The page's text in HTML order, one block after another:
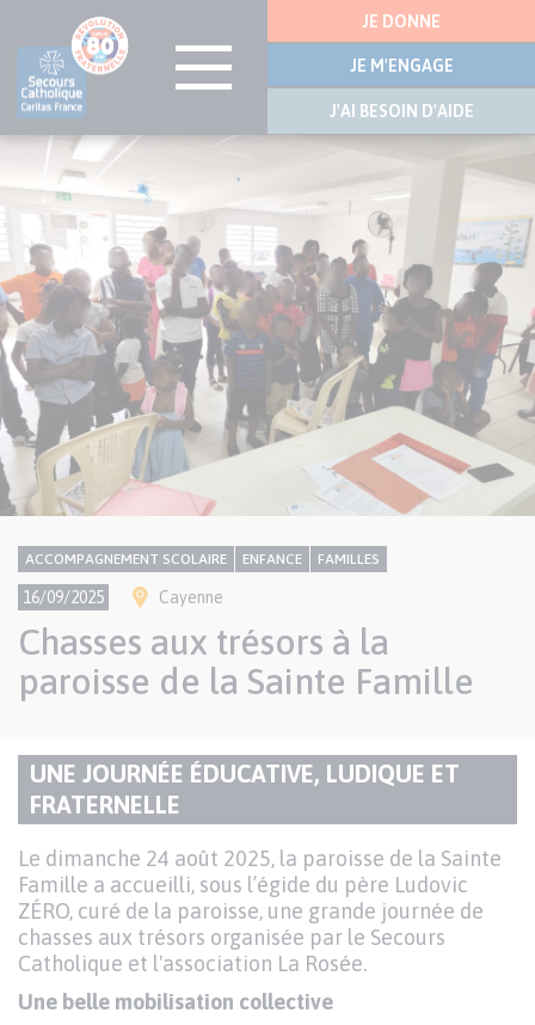
Aller
contenu
principal
latérale
JE DONNE
JE M'ENGAGE
J'AI BESOIN D'AIDE
Visuel
de
l’article
CONTENU
NATIONAL
Thème
ACCOMPAGNEMENT SCOLAIRE ENFANCE FAMILLES
16/09/2025 Ville(s)
Cayenne
Chasses aux trésors à la
paroisse de la Sainte Famille
Paragraphes
de
contenu
TITRE
DU
PARAGRAPHE
UNE JOURNÉE ÉDUCATIVE, LUDIQUE ET
FRATERNELLE
Texte
Le dimanche 24 août 2025, la paroisse de la Sainte
Famille a accueilli, sous l’égide du père Ludovic
ZÉRO, curé de la paroisse, une grande journée de
chasses aux trésors organisée par le Secours
Catholique et l'association La Rosée.
Une belle mobilisation collective